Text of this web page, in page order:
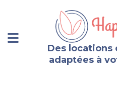
Des locations
adaptées à